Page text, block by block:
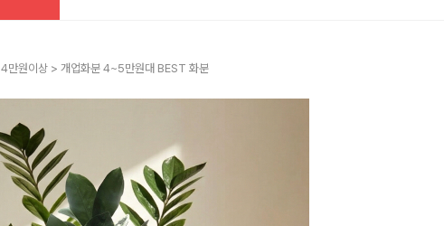
4만원이상 > 개업화분 4~5만원대 BEST 화분